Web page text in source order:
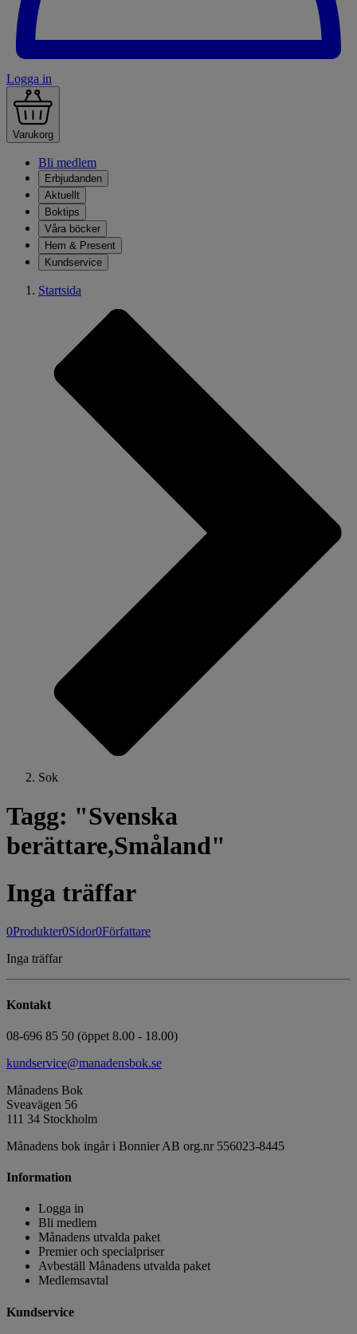
Logga in
Varukorg
Bli medlem
Erbjudanden
Aktuellt
Boktips
Våra böcker
Hem & Present
Kundservice
Startsida
Sok
Tagg: "Svenska
berättare,Småland"
Inga träffar
0Produkter0Sidor0Författare
Inga träffar
Kontakt
08-696 85 50 (öppet 8.00 - 18.00)
kundservice@manadensbok.se
Månadens Bok
Sveavägen 56
111 34 Stockholm
Månadens bok ingår i Bonnier AB org.nr 556023-8445
Information
Logga in
Bli medlem
Månadens utvalda paket
Premier och specialpriser
Avbeställ Månadens utvalda paket
Medlemsavtal
Kundservice